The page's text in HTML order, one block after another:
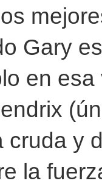
Gary
en
cruda y
la